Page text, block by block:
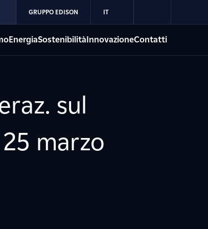
GRUPPO EDISON IT
EnergiaSostenibilitàInnovazioneContatti
sul
marzo